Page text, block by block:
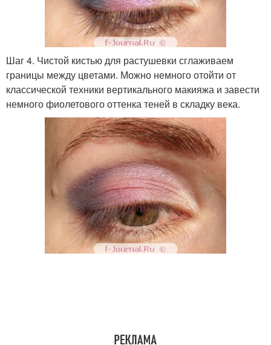
Шаг 4. Чистой кистью для растушевки сглаживаем
границы между цветами. Можно немного отойти от
классической техники вертикального макияжа и завести
немного фиолетового оттенка теней в складку века.